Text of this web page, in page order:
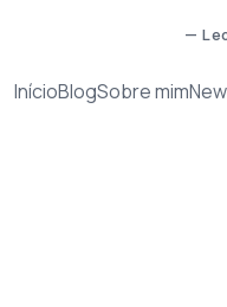
—
InícioBlogSobre mim